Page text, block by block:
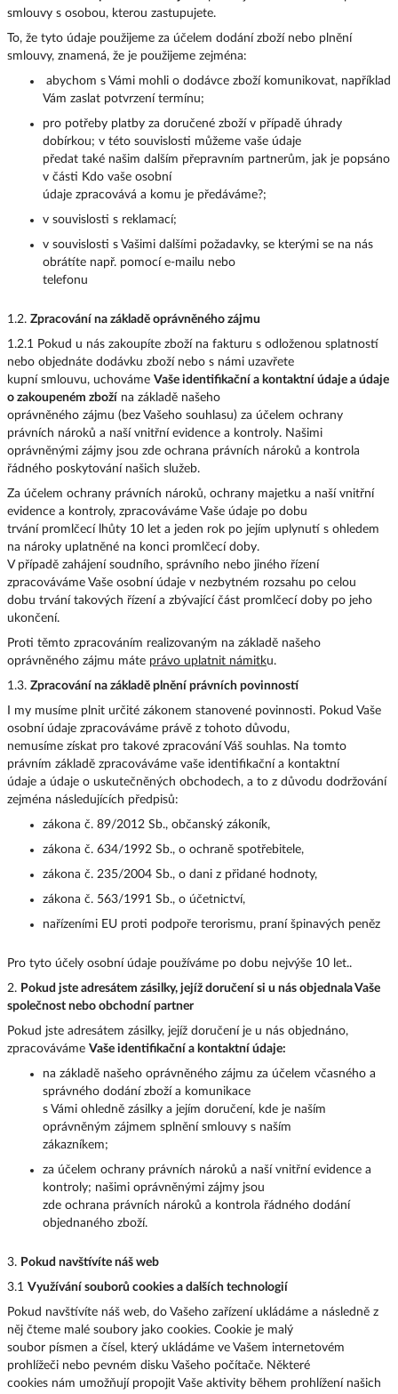
smlouvy s osobou, kterou zastupujete.
To, že tyto údaje použijeme za účelem dodání zboží nebo plnění
smlouvy, znamená, že je použijeme zejména:
abychom s Vámi mohli o dodávce zboží komunikovat, například
Vám zaslat potvrzení termínu;
pro potřeby platby za doručené zboží v případě úhrady
dobírkou; v této souvislosti můžeme vaše údaje
předat také našim dalším přepravním partnerům, jak je popsáno
v části Kdo vaše osobní
údaje zpracovává a komu je předáváme?;
v souvislosti s reklamací;
v souvislosti s Vašimi dalšími požadavky, se kterými se na nás
obrátíte např. pomocí e-mailu nebo
telefonu
1.2. Zpracování na základě oprávněného zájmu
1.2.1 Pokud u nás zakoupíte zboží na fakturu s odloženou splatností
nebo objednáte dodávku zboží nebo s námi uzavřete
kupní smlouvu, uchováme Vaše identifikační a kontaktní údaje a údaje
o zakoupeném zboží na základě našeho
oprávněného zájmu (bez Vašeho souhlasu) za účelem ochrany
právních nároků a naší vnitřní evidence a kontroly. Našimi
oprávněnými zájmy jsou zde ochrana právních nároků a kontrola
řádného poskytování našich služeb.
Za účelem ochrany právních nároků, ochrany majetku a naší vnitřní
evidence a kontroly, zpracováváme Vaše údaje po dobu
trvání promlčecí lhůty 10 let a jeden rok po jejím uplynutí s ohledem
na nároky uplatněné na konci promlčecí doby.
V případě zahájení soudního, správního nebo jiného řízení
zpracováváme Vaše osobní údaje v nezbytném rozsahu po celou
dobu trvání takových řízení a zbývající část promlčecí doby po jeho
ukončení.
Proti těmto zpracováním realizovaným na základě našeho
oprávněného zájmu máte právo uplatnit námitku.
1.3. Zpracování na základě plnění právních povinností
I my musíme plnit určité zákonem stanovené povinnosti. Pokud Vaše
osobní údaje zpracováváme právě z tohoto důvodu,
nemusíme získat pro takové zpracování Váš souhlas. Na tomto
právním základě zpracováváme vaše identifikační a kontaktní
údaje a údaje o uskutečněných obchodech, a to z důvodu dodržování
zejména následujících předpisů:
zákona č. 89/2012 Sb., občanský zákoník,
zákona č. 634/1992 Sb., o ochraně spotřebitele,
zákona č. 235/2004 Sb., o dani z přidané hodnoty,
zákona č. 563/1991 Sb., o účetnictví,
nařízeními EU proti podpoře terorismu, praní špinavých peněz
Pro tyto účely osobní údaje používáme po dobu nejvýše 10 let..
2. Pokud jste adresátem zásilky, jejíž doručení si u nás objednala Vaše
společnost nebo obchodní partner
Pokud jste adresátem zásilky, jejíž doručení je u nás objednáno,
zpracováváme Vaše identifikační a kontaktní údaje:
na základě našeho oprávněného zájmu za účelem včasného a
správného dodání zboží a komunikace
s Vámi ohledně zásilky a jejím doručení, kde je naším
oprávněným zájmem splnění smlouvy s naším
zákazníkem;
za účelem ochrany právních nároků a naší vnitřní evidence a
kontroly; našimi oprávněnými zájmy jsou
zde ochrana právních nároků a kontrola řádného dodání
objednaného zboží.
3. Pokud navštívíte náš web
3.1 Využívání souborů cookies a dalších technologií
Pokud navštívíte náš web, do Vašeho zařízení ukládáme a následně z
něj čteme malé soubory jako cookies. Cookie je malý
soubor písmen a čísel, který ukládáme ve Vašem internetovém
prohlížeči nebo pevném disku Vašeho počítače. Některé
cookies nám umožňují propojit Vaše aktivity během prohlížení našich